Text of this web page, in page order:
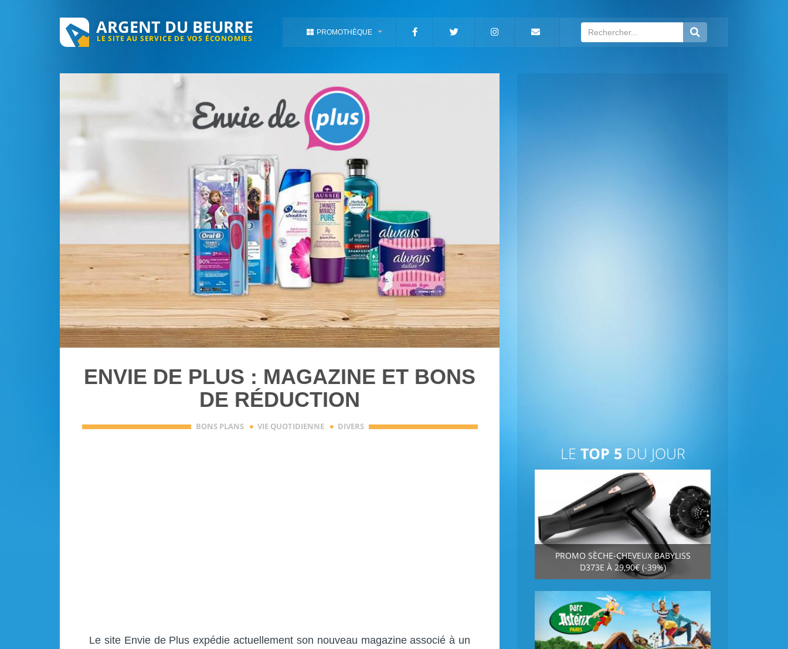
ARGENT DU BEURRE
LE SITE AU SERVICE DE VOS ÉCONOMIES
PROMOTHÈQUE
ENVIE DE PLUS : MAGAZINE ET BONS
DE RÉDUCTION
BONS PLANS · VIE QUOTIDIENNE · DIVERS
Le site Envie de Plus expédie actuellement son nouveau magazine associé à un
LE TOP 5 DU JOUR
PROMO SÈCHE-CHEVEUX BABYLISS
D373E À 29,90€ (-39%)